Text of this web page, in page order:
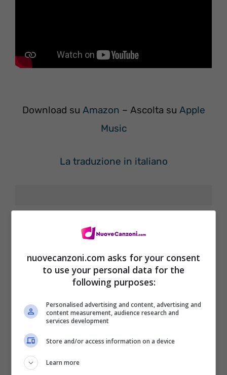
Download su Amazon – Ascolta su Apple
Music
La traduzione in italiano
[Verse 1]
Did you forget my name?
I wrote your symphonies
They all just sound the same
nuovecanzoni.com asks for your consent
to use your personal data for the
following purposes:
Personalised advertising and content, advertising and
content measurement, audience research and
services development
Store and/or access information on a device
Learn more